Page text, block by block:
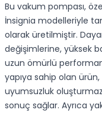
Bu vakum pompası,
İnsignia modelleriyle
olarak üretilmiştir.
değişimlerine, yüksek
uzun ömürlü
yapıya sahip olan
uyumsuzluk
sonuç sağlar. Ayrıca